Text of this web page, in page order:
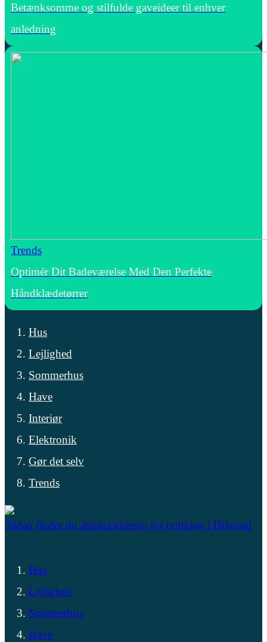
Betænksomme og stilfulde gaveideer til enhver
anledning
Trends
Optimér Dit Badeværelse Med Den Perfekte
Håndklædetørrer
Hus
Lejlighed
Sommerhus
Have
Interiør
Elektronik
Gør det selv
Trends
Sådan finder du åbningstiderne for butikker i Blåvand
Hus
Lejlighed
Sommerhus
Have